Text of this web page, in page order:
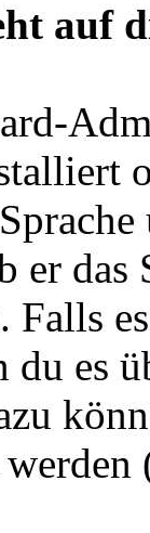
auf
er das
Falls
du es